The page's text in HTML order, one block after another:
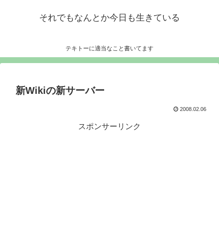
それでもなんとか今日も生きている
テキトーに適当なこと書いてます
新Wikiの新サーバー
2008.02.06
スポンサーリンク